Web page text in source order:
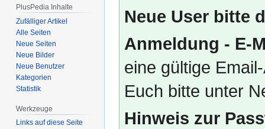
Neue User bitte
Anmeldung - E-
eine gültige
Euch bitte unter
Hinweis zur
PlusPedia Inhalte
Zufälliger Artikel
Alle Seiten
Neue Seiten
Neue Bilder
Neue Benutzer
Kategorien
Statistik
Werkzeuge
Links auf diese Seite